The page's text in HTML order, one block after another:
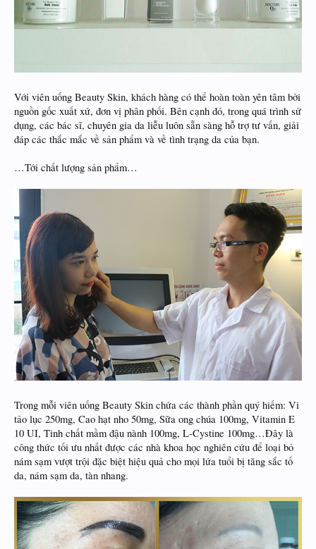
Với viên uống Beauty Skin, khách hàng có thể hoàn toàn yên tâm bởi
nguồn gốc xuất xứ, đơn vị phân phối. Bên cạnh đó, trong quá trình sử
dụng, các bác sĩ, chuyên gia da liễu luôn sẵn sàng hỗ trợ tư vấn, giải
đáp các thắc mắc về sản phẩm và về tình trạng da của bạn.
…Tới chất lượng sản phẩm…
Trong mỗi viên uống Beauty Skin chứa các thành phần quý hiếm: Vi
tảo lục 250mg, Cao hạt nho 50mg, Sữa ong chúa 100mg, Vitamin E
10 UI, Tinh chất mầm đậu nành 100mg, L-Cystine 100mg…Đây là
công thức tối ưu nhất được các nhà khoa học nghiên cứu để loại bỏ
nám sạm vượt trội đặc biệt hiệu quả cho mọi lứa tuổi bị tăng sắc tố
da, nám sạm da, tàn nhang.